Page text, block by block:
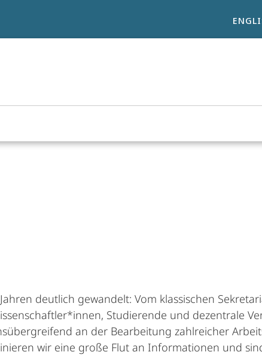
deutlich gewandelt: Vom klassischen
Studierende und dezentrale
an der Bearbeitung zahlreicher
wir eine große Flut an Informationen und